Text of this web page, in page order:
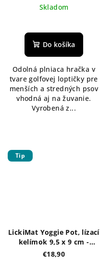
Skladom
Do košíka
Odolná plniaca hračka v
tvare golfovej loptičky pre
menších a stredných psov
vhodná aj na žuvanie.
Vyrobená z...
Tip
LickiMat Yoggie Pot, lízací
kelímok 9,5 x 9 cm -
rôzne farby
€18,90